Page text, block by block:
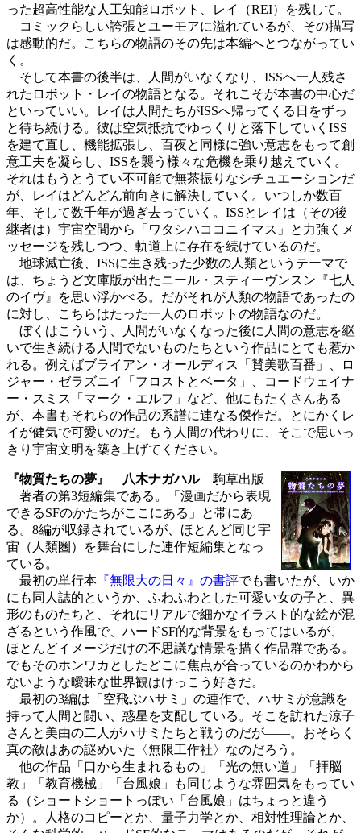
った超高性能な人工知能ロボット、レイ（REI）を残して。
コミックらしい誇張とユーモアに溢れているが、その描写
は感動的だ。こちらの物語のその先は本編へとつながってい
く。
そして本書の後半は、人間がいなくなり、ISSへ一人残さ
れたロボット・レイの物語となる。それこそが本書の中心だ
といっていい。レイは人間たちがISSへ帰ってくる日をずっ
と待ち続ける。彼は空気抵抗でゆっくりと落下していくISS
を建て直し、機能拡張し、百夜と同様に強い意志をもって創
意工夫を凝らし、ISSを襲う様々な危機を乗り越えていく。
それはもうとうてい不可能で無茶振りなシチュエーションだ
が、レイはどんどん前向きに解決していく。いつしか数百
年、そして数千年が過ぎ去っていく。ISSとレイは（その後
継者は）宇宙空間から「ワタシハココニイマス」と力強くメ
ッセージを残しつつ、軌道上に存在を続けているのだ。
地球滅亡後、ISSに生き残った少数の人類というテーマで
は、ちょうど文庫版が出たニール・スティーヴンスン『七人
のイヴ』を思い浮かべる。だがそれが人類の物語であったの
に対し、こちらはたった一人のロボットの物語なのだ。
ぼくはこういう、人間がいなくなった後に人間の意志を継
いで生き続ける人間でないものたちという作品にとても惹か
れる。例えばブライアン・オールディス「賛美歌百番」、ロ
ジャー・ゼラズニイ「フロストとベータ」、コードウェイナ
ー・スミス「マーク・エルフ」など、他にもたくさんある
が、本書もそれらの作品の系譜に連なる傑作だ。とにかくレ
イが健気で可愛いのだ。もう人間の代わりに、そこで思いっ
きり宇宙文明を築き上げてください。
『物質たちの夢』 八木ナガハル駒草出版
著者の第3短編集である。「漫画だから表現
できるSFのかたちがここにある」と帯にあ
る。8編が収録されているが、ほとんど同じ宇
宙（人類圏）を舞台にした連作短編集となっ
ている。
最初の単行本 『無限大の日々』の書評でも書いたが、いか
にも同人誌的というか、ふわふわとした可愛い女の子と、異
形のものたちと、それにリアルで細かなイラスト的な絵が混
ざるという作風で、ハードSF的な背景をもってはいるが、
ほとんどイメージだけの不思議な情景を描く作品群である。
でもそのホンワカとしたどこに焦点が合っているのかわから
ないような曖昧な世界観はけっこう好きだ。
最初の3編は「空飛ぶハサミ」の連作で、ハサミが意識を
持って人間と闘い、惑星を支配している。そこを訪れた涼子
さんと美由の二人がハサミたちと戦うのだが――。おそらく
真の敵はあの謎めいた〈無限工作社〉なのだろう。
他の作品「口から生まれるもの」「光の無い道」「拝脳
教」「教育機械」「台風娘」も同じような雰囲気をもってい
る（ショートショートっぽい「台風娘」はちょっと違う
か）。人格のコピーとか、量子力学とか、相対性理論とか、